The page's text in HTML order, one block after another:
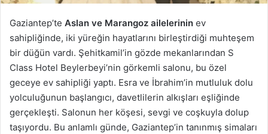
Gaziantep’te Aslan ve Marangoz ailelerinin ev
sahipliğinde, iki yüreğin hayatlarını birleştirdiği muhteşem
bir düğün vardı. Şehitkamil’in gözde mekanlarından S
Class Hotel Beylerbeyi’nin görkemli salonu, bu özel
geceye ev sahipliği yaptı. Esra ve İbrahim’in mutluluk dolu
yolculuğunun başlangıcı, davetlilerin alkışları eşliğinde
gerçekleşti. Salonun her köşesi, sevgi ve coşkuyla dolup
taşıyordu. Bu anlamlı günde, Gaziantep’in tanınmış simaları